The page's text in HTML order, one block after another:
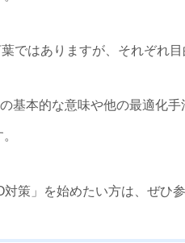
ではありますが、それぞれ目
基本的な意味や他の最適化
対策」を始めたい方は、ぜひ